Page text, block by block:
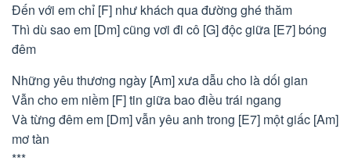
Đến với em chỉ [F] như khách qua đường ghé thăm
Thì dù sao em [Dm] cũng vơi đi cô [G] độc giữa [E7] bóng
đêm
Những yêu thương ngày [Am] xưa dẫu cho là dối gian
Vẫn cho em niềm [F] tin giữa bao điều trái ngang
Và từng đêm em [Dm] vẫn yêu anh trong [E7] một giấc [Am]
mơ tàn
***